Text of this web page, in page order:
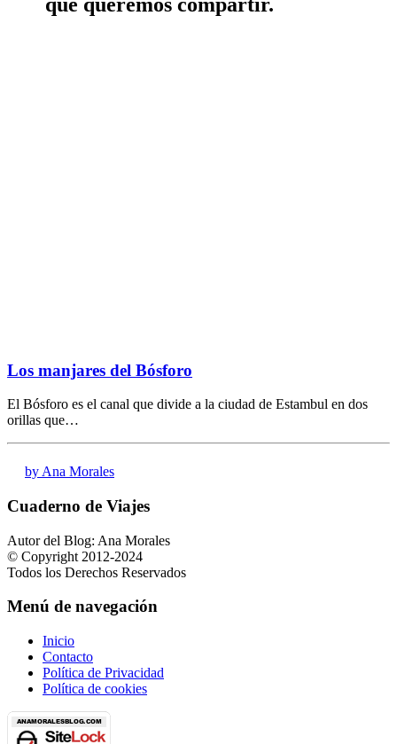
Los manjares del Bósforo
El Bósforo es el canal que divide a la ciudad de Estambul en dos
orillas que…
by Ana Morales
Cuaderno de Viajes
Autor del Blog: Ana Morales
© Copyright 2012-2024
Todos los Derechos Reservados
Menú de navegación
Inicio
Contacto
Política de Privacidad
Política de cookies